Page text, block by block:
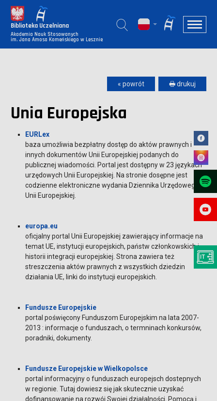
Biblioteka Uczelniana
Akademia Nauk Stosowanych
im. Jana Amosa Komeńskiego w Lesznie
« powrót 🖶 drukuj
Unia Europejska
EURLex
baza umożliwia bezpłatny dostęp do aktów prawnych i
innych dokumentów Unii Europejskiej podanych do
publicznej wiadomości. Portal jest dostępny w 23 językach
urzędowych Unii Europejskiej. Na stronie dosępne jest
codzienne elektroniczne wydania Dziennika Urzędowego
Unii Europejskiej.
europa.eu
oficjalny portal Unii Europejskiej zawierający informacje na
temat UE, instytucji europejskich, państw członkowskich i
historii integracji europejskiej. Strona zawiera też
streszczenia aktów prawnych z wszystkich dziedzin
działania UE, linki do instytucji europejskich.
Fundusze Europejskie
portal poświęcony Funduszom Europejskim na lata 2007-
2013 : informacje o funduszach, o termninach konkursów,
poradniki, dokumenty.
Fundusze Europejskie w Wielkopolsce
portal informacyjny o funduszach europejsch dostepnych
w regionie. Tutaj dowiesz się jak skutecznie uzyskać
dofinansowanie na rozwój Swojej działalności. Pomocą i